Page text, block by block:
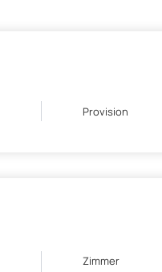
Provision
Zimmer